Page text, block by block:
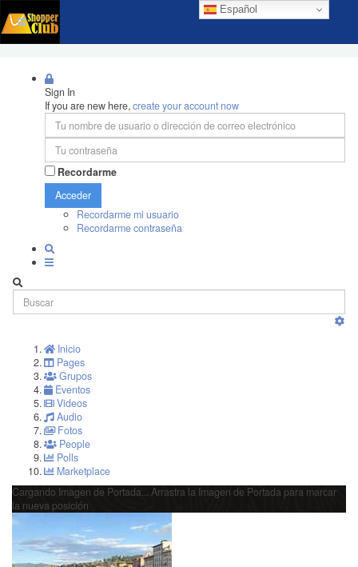
Español
Sign In
If you are new here,create your account now
Recordarme
Acceder
Recordarme mi usuario
Recordarme contraseña
Inicio
Pages
Grupos
Eventos
Videos
Audio
Fotos
People
Polls
Marketplace
Cargando Imagen de Portada...
Arrastra la Imagen de Portada para marcar
la nueva posición